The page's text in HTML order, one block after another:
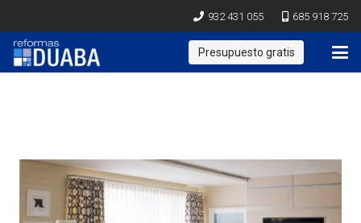
932 431 055 685 918 725
Presupuesto gratis